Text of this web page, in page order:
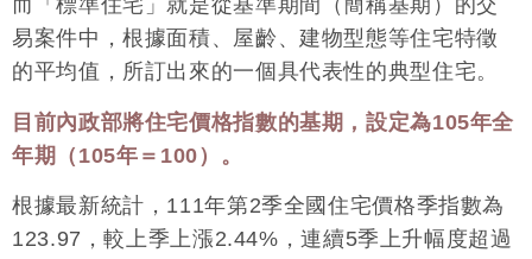
而「標準住宅」就是從基準期間（簡稱基期）的交
易案件中，根據面積、屋齡、建物型態等住宅特徵
的平均值，所訂出來的一個具代表性的典型住宅。
目前內政部將住宅價格指數的基期，設定為105年全
年期（105年＝100）。
根據最新統計，111年第2季全國住宅價格季指數為
123.97，較上季上漲2.44%，連續5季上升幅度超過